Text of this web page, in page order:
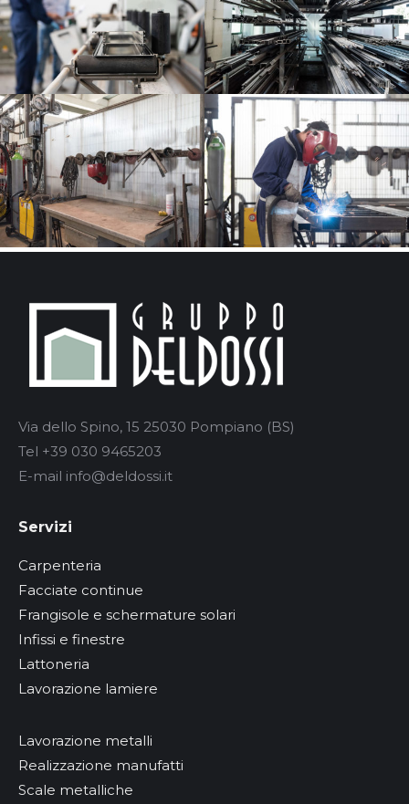
Via dello Spino, 15 25030 Pompiano (BS)
Tel +39 030 9465203
E-mail info@deldossi.it
Servizi
Carpenteria
Facciate continue
Frangisole e schermature solari
Infissi e finestre
Lattoneria
Lavorazione lamiere
Lavorazione metalli
Realizzazione manufatti
Scale metalliche